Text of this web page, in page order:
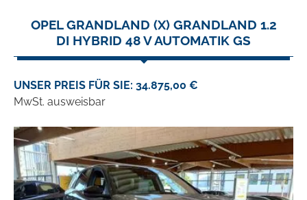
OPEL GRANDLAND (X) GRANDLAND 1.2
DI HYBRID 48 V AUTOMATIK GS
UNSER PREIS FÜR SIE: 34.875,00 €
MwSt. ausweisbar